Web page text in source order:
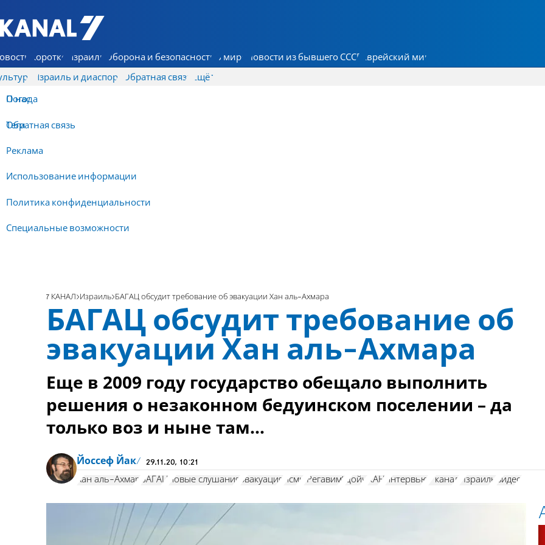
7 КАНАЛ - Аруц Шева
Коротко Израиль Оборона и безопасность В мире Новости из бывшего СССР Еврейский мир
Израиль и диаспора Обратная связь
О нас
Обратная связь
Реклама
Использование информации
Политика конфиденциальности
Специальные возможности
Ещё
Погода
Теги
7 КАНАЛ Израиль БАГАЦ обсудит требование об эвакуации Хан аль-Ахмара
БАГАЦ обсудит требование об
эвакуации Хан аль-Ахмара
Еще в 2009 году государство обещало выполнить
решения о незаконном бедуинском поселении – да
только воз и ныне там...
Йоссеф Йак 29.11.20, 10:21
Хан аль-Ахмар БАГАЦ новые слушания эвакуация исмк "Регавим" Дойч КАН интервью 7 канал Израиль видео